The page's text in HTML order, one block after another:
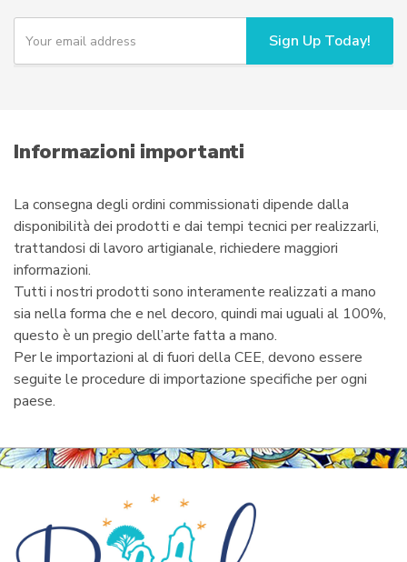
Y
u
i
l
Sign Up Today!
Informazioni importanti
La consegna degli ordini commissionati dipende dalla
disponibilità dei prodotti e dai tempi tecnici per realizzarli,
trattandosi di lavoro artigianale, richiedere maggiori
informazioni.
Tutti i nostri prodotti sono interamente realizzati a mano
sia nella forma che e nel decoro, quindi mai uguali al 100%,
questo è un pregio dell’arte fatta a mano.
Per le importazioni al di fuori della CEE, devono essere
seguite le procedure di importazione specifiche per ogni
paese.